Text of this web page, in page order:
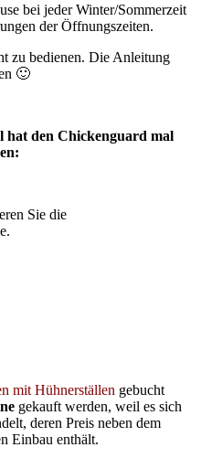
bei jeder Winter/Sommerzeit
der Öffnungszeiten.
zu bedienen. Die Anleitung
🙂
hat den Chickenguard mal
Sie die
mit Hühnerställen gebucht
gekauft werden, weil es sich
deren Preis neben dem
Einbau enthält.